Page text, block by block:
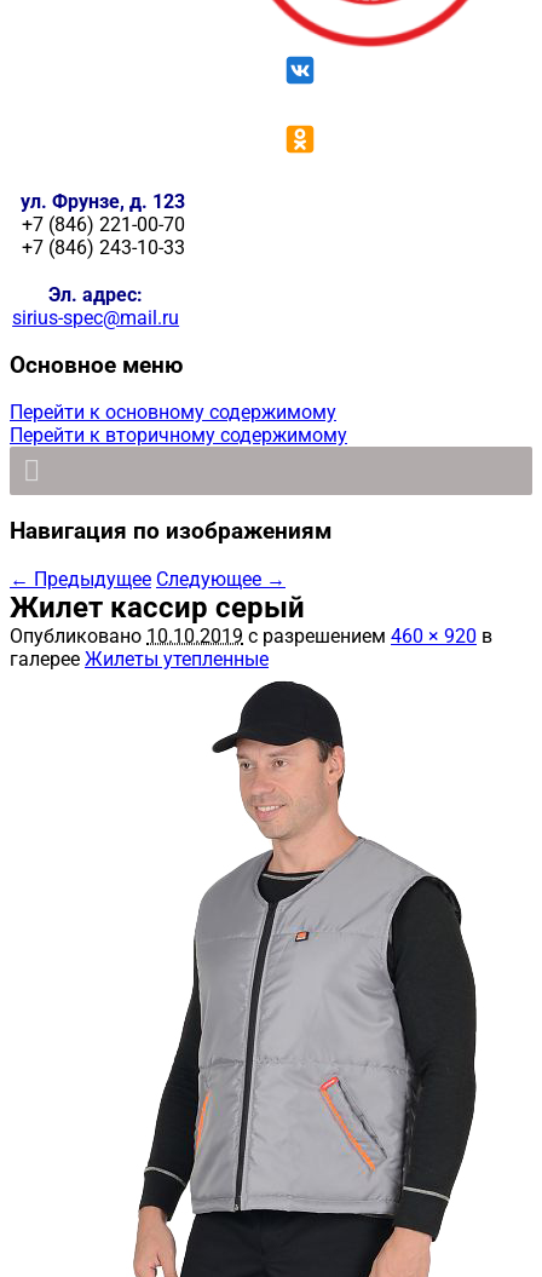
ул. Фрунзе, д. 123
+7 (846) 221-00-70
+7 (846) 243-10-33
Эл. адрес:
sirius-spec@mail.ru
Основное меню
Перейти к основному содержимому
Перейти к вторичному содержимому
Навигация по изображениям
← Предыдущее Следующее →
Жилет кассир серый
Опубликовано 10.10.2019 с разрешением 460 × 920 в
галерее Жилеты утепленные